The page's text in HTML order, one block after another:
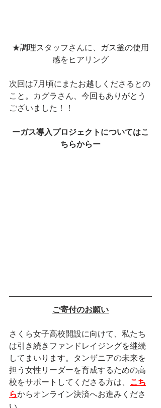
★調理スタッフさんに、ガス釜の使用
感をヒアリング
次回は7月頃にまたお越しくださるとの
こと。カグラさん、今回もありがとう
ございました！！
ーガス導入プロジェクトについてはこ
ちらからー
ご寄付のお願い
さくら女子高校開設に向けて、私たち
は引き続きファンドレイジングを継続
してまいります。タンザニアの未来を
担う女性リーダーを育成するための高
校をサポートしてくださる方は、 こち
らからオンライン決済へお進みくださ